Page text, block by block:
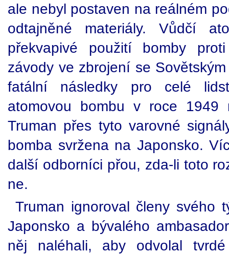
ale nebyl postaven na reálném
odtajněné materiály. Vůdčí
překvapivé použití bomby
závody ve zbrojení se
fatální následky pro celé
atomovou bombu v roce 1949
Truman přes tyto varovné
bomba svržena na Japonsko.
další odborníci přou, zda-li toto
ne.
Truman ignoroval členy svého
Japonsko a bývalého
něj naléhali, aby odvolal